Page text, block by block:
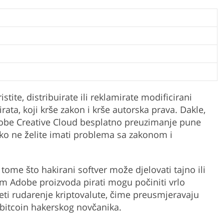
distribuirate ili reklamirate modificirani
koji krše zakon i krše autorska prava. Dakle,
Creative Cloud besplatno preuzimanje pune
ne želite imati problema sa zakonom i
što hakirani softver može djelovati tajno ili
Adobe proizvoda pirati mogu počiniti vrlo
rudarenje kriptovalute, čime preusmjeravaju
hakerskog novčanika.